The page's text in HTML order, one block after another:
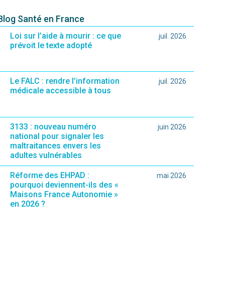
Santé en France
Loi sur l’aide à mourir : ce que
prévoit le texte adopté
juil. 2026
Le FALC : rendre l’information
médicale accessible à tous
juil. 2026
3133 : nouveau numéro
national pour signaler les
maltraitances envers les
adultes vulnérables
juin 2026
Réforme des EHPAD :
pourquoi deviennent-ils des «
Maisons France Autonomie »
en 2026 ?
mai 2026